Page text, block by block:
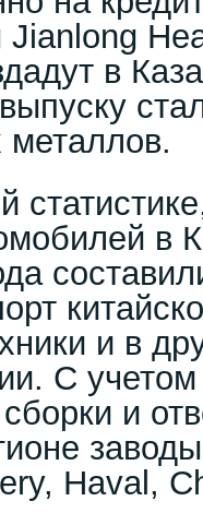
Jianlong
в
металлов.
в
и в
С учетом
и
Haval,